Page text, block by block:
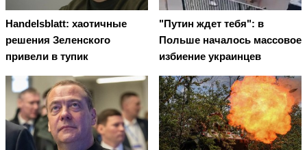
Handelsblatt: хаотичные
решения Зеленского
привели в тупик
"Путин ждет тебя": в
Польше началось массовое
избиение украинцев